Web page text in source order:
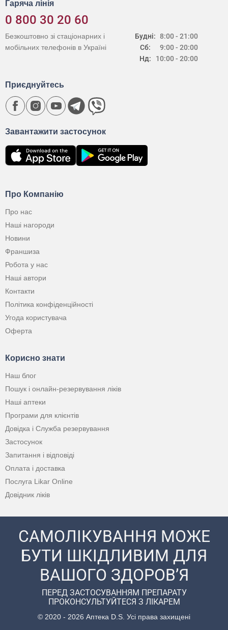
Гаряча лінія
0 800 30 20 60
Будні:
Сб:
Нд:
8:00 - 21:00
9:00 - 20:00
10:00 - 20:00
Безкоштовно зі стаціонарних і
мобільних телефонів в Україні
Про Компанію
Про нас
Наші нагороди
Новини
Франшиза
Робота у нас
Наші автори
Контакти
Політика конфіденційності
Угода користувача
Оферта
Корисно знати
Наш блог
Пошук і онлайн-резервування ліків
Наші аптеки
Програми для клієнтів
Довідка і Служба резервування
Застосунок
Запитання і відповіді
Оплата і доставка
Послуга Likar Online
Довідник ліків
Завантажити застосунок
Приєднуйтесь
САМОЛІКУВАННЯ МОЖЕ
БУТИ ШКІДЛИВИМ ДЛЯ
ВАШОГО ЗДОРОВ’Я
ПЕРЕД ЗАСТОСУВАННЯМ ПРЕПАРАТУ
ПРОКОНСУЛЬТУЙТЕСЯ З ЛІКАРЕМ
© 2020 - 2026 Аптека D.S. Усі права захищені